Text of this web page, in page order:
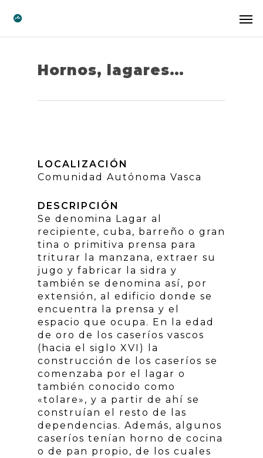
Hornos, lagares…
LOCALIZACIÓN
Comunidad Autónoma Vasca
DESCRIPCIÓN
Se denomina Lagar al
recipiente, cuba, barreño o gran
tina o primitiva prensa para
triturar la manzana, extraer su
jugo y fabricar la sidra y
también se denomina así, por
extensión, al edificio donde se
encuentra la prensa y el
espacio que ocupa. En la edad
de oro de los caseríos vascos
(hacia el siglo XVI) la
construcción de los caseríos se
comenzaba por el lagar o
también conocido como
«tolare», y a partir de ahí se
construían el resto de las
dependencias. Además, algunos
caseríos tenían horno de cocina
o de pan propio, de los cuales